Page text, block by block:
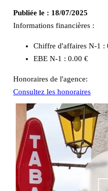
Publiée le : 18/07/2025
Informations financières :
Chiffre d'affaires N-1 :
EBE N-1 : 0.00 €
Honoraires de l'agence:
Consultez les honoraires